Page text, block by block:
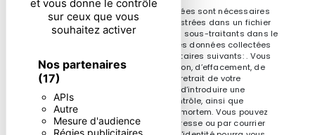
et vous donne le contrôle
sur ceux que vous
souhaitez activer
Nos partenaires
(17)
APIs
Autre
Mesure d'audience
Régies publicitaires
** Les données personnelles communiquées sont nécessaires
aux fins de vous contacter et sont enregistrées dans un fichier
informatisé. Elles sont destinées à et ses sous-traitants dans le
seul but de répondre à votre message. Les données collectées
seront communiquées aux seuls destinataires suivants: . Vous
disposez de droits d’accès, de rectification, d’effacement, de
portabilité, de limitation, d’opposition, de retrait de votre
consentement à tout moment et du droit d’introduire une
réclamation auprès d’une autorité de contrôle, ainsi que
d’organiser le sort de vos données post-mortem. Vous pouvez
exercer ces droits par voie postale à l'adresse ou par courrier